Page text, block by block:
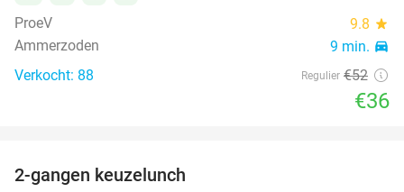
ProeV
9.8 star
Ammerzoden 9 min. directions_car
Verkocht: 88 Regulier €52
€36
2-gangen keuzelunch